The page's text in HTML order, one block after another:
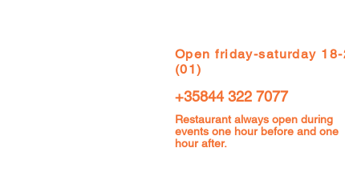
Open friday-saturday 18-
(01)
+35844 322 7077
Restaurant always open during
events one hour before and one
hour after.